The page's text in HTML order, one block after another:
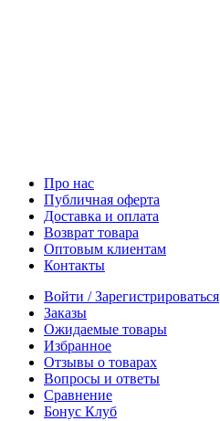
Про нас
Публичная оферта
Доставка и оплата
Возврат товара
Оптовым клиентам
Контакты
Войти / Зарегистрироваться
Заказы
Ожидаемые товары
Избранное
Отзывы о товарах
Вопросы и ответы
Сравнение
Бонус Клуб